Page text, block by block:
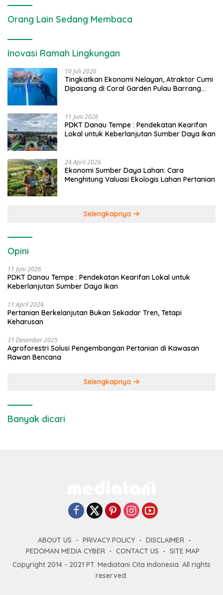
Orang Lain Sedang Membaca
Inovasi Ramah Lingkungan
10 Juli 2026
Tingkatkan Ekonomi Nelayan, Atraktor Cumi
Dipasang di Coral Garden Pulau Barrang
11 Juni 2026
PDKT Danau Tempe : Pendekatan Kearifan
Lokal untuk Keberlanjutan Sumber Daya Ikan
24 April 2026
Ekonomi Sumber Daya Lahan: Cara
Menghitung Valuasi Ekologis Lahan Pertanian
Selengkapnya
Opini
11 Juni 2026
PDKT Danau Tempe : Pendekatan Kearifan Lokal untuk
Keberlanjutan Sumber Daya Ikan
11 April 2026
Pertanian Berkelanjutan Bukan Sekadar Tren, Tetapi
Keharusan
31 Desember 2025
Agroforestri Solusi Pengembangan Pertanian di Kawasan
Rawan Bencana
Selengkapnya
Banyak dicari
ABOUT US PRIVACY POLICY
DISCLAIMER
PEDOMAN MEDIA CYBER
CONTACT US
SITE MAP
Copyright 2014 - 2021 PT. Mediatani Cita Indonesia. All rights
reserved.